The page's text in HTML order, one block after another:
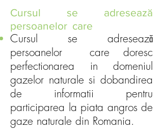
Cursul se adresează
persoanelor care
Cursul se adresează
persoanelor care doresc
perfectionarea in domeniul
gazelor naturale si dobandirea
de informatii pentru
participarea la piata angros de
gaze naturale din Romania.